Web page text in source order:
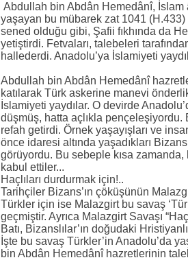
Abdullah bin Abdân Hemedânî,
yaşayan bu mübarek zat 1041
sened olduğu gibi, Şafii fıkhında da
yetiştirdi. Fetvaları, talebeleri
hallederdi. Anadolu’ya İslamiyeti
Abdullah bin Abdân Hemedânî
katılarak Türk askerine manevi
İslamiyeti yaydılar. O devirde
düşmüş, hatta açlıkla
refah getirdi. Örnek yaşayışları ve
önce idaresi altında yaşadıkları
görüyordu. Bu sebeple kısa
kabul ettiler...
Haçlıları durdurmak için!..
Tarihçiler Bizans’ın çöküşünün
Türkler için ise Malazgirt bu savaş
geçmiştir. Ayrıca Malazgirt Savaşı
Batı, Bizanslılar’ın doğudaki
İşte bu savaş Türkler’in Anadolu’da
bin Abdân Hemedânî hazretlerinin